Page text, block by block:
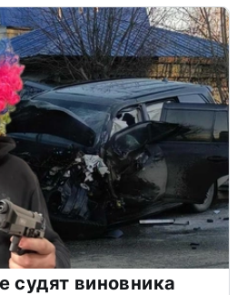
судят виновника